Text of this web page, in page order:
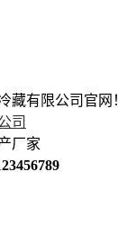
藏有限公司官网
司
厂家